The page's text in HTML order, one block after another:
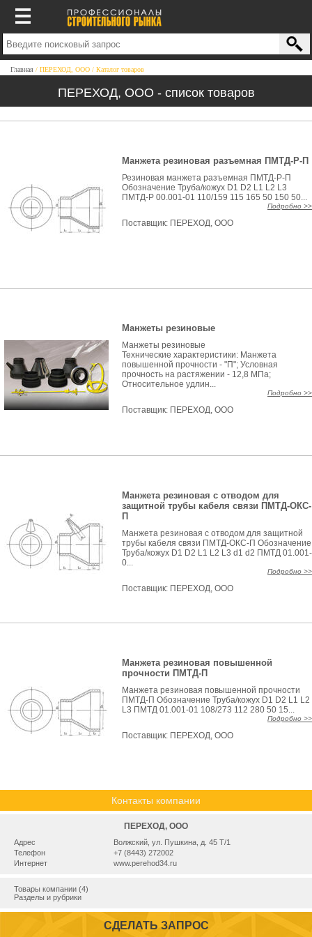
Главная ПЕРЕХОД, ООО Каталог товаров
ПЕРЕХОД, ООО - список товаров
Манжета резиновая разъемная ПМТД-Р-П
Резиновая манжета разъемная ПМТД-Р-П
Обозначение Труба/кожух D1 D2 L1 L2 L3
ПМТД-Р 00.001-01 110/159 115 165 50 150 50...
Подробно >>
Поставщик: ПЕРЕХОД, ООО
Манжеты резиновые
Манжеты резиновые
Технические характеристики: Манжета
повышенной прочности - "П"; Условная
прочность на растяжении - 12,8 МПа;
Относительное удлин...
Подробно >>
Поставщик: ПЕРЕХОД, ООО
Манжета резиновая с отводом для
защитной трубы кабеля связи ПМТД-ОКС-
П
Манжета резиновая с отводом для защитной
трубы кабеля связи ПМТД-ОКС-П Обозначение
Труба/кожух D1 D2 L1 L2 L3 d1 d2 ПМТД 01.001-
0...
Подробно >>
Поставщик: ПЕРЕХОД, ООО
Манжета резиновая повышенной
прочности ПМТД-П
Манжета резиновая повышенной прочности
ПМТД-П Обозначение Труба/кожух D1 D2 L1 L2
L3 ПМТД 01.001-01 108/273 112 280 50 15...
Подробно >>
Поставщик: ПЕРЕХОД, ООО
Контакты компании
ПЕРЕХОД, ООО
Адрес
Волжский, ул. Пушкина, д. 45 Т/1
Телефон
+7 (8443) 272002
Интернет
www.perehod34.ru
Товары компании (4)
Разделы и рубрики
СДЕЛАТЬ ЗАПРОС